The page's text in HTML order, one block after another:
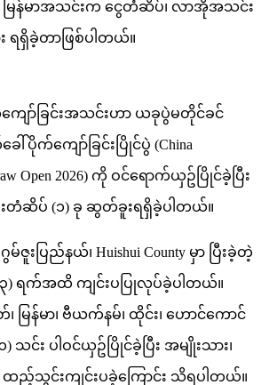
ြန်မာအသင်းက ငွေတံဆိပ်၊ လာအိုအသင်း
ရရှိခဲ့တာဖြစ်ပါတယ်။
ကျော်ခြင်းအသင်းဟာ ယခုပွဲမတိုင်ခင်
က်ကျော်ခြင်းပြိုင်ပွဲ (China
Open 2026) ကို ဝင်ရောက်ယှဥ်ပြိုင်ခဲ့ပြီး
းတံဆိပ် (၁) ခု ဆွတ်ခူးရရှိခဲ့ပါတယ်။
းပြည်နယ်၊ Huishui County မှာ ပြီးခဲ့တဲ့
) ရက်အထိ ကျင်းပပြုလုပ်ခဲ့ပါတယ်။
မြန်မာ၊ ဗီယက်နမ်၊ ထိုင်း၊ ဟောင်ကောင်
သင်း ပါဝင်ယှဥ်ပြိုင်ခဲ့ပြီး အမျိုးသား၊
ထည့်သွင်းကျင်းပခဲ့ကြောင်း သိရပါတယ်။